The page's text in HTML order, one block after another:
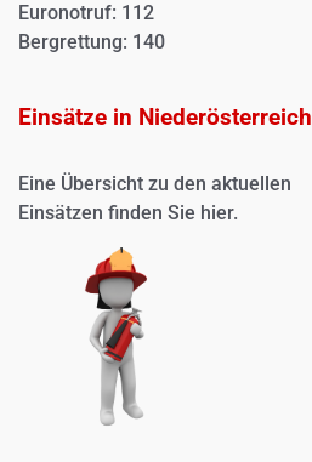
Euronotruf: 112
Bergrettung: 140
Einsätze in Niederösterreich
Eine Übersicht zu den aktuellen
Einsätzen finden Sie hier.